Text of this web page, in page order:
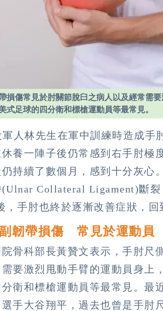
損傷常見於肘關節脫臼之病人以及經常需
式足球的四分衛和標槍運動員等最常見。
人林先生在軍中訓練時造成手
養一陣子後仍常感到右手肘極
持續了數個月，感到十分灰心
(Ulnar Collateral Ligament)斷
，手肘也終於逐漸改善症狀，回
韌帶損傷 常見於運動員
骨科部長黃贊文表示，手肘尺
需要激烈甩動手臂的運動員身上
衛和標槍運動員等最常見。最
選手大谷翔平，過去也曾是手肘